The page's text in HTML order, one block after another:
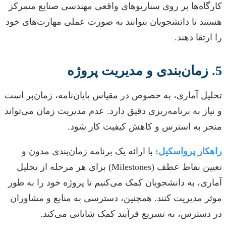
کارگاه‌ها بر روی سناریوهای واقعی مهندسی صنایع متمرکز
هستند تا دانشجویان بتوانند به صورت عملی مهارت‌های خود
را ارتقا دهند.
5. زمان‌بندی و مدیریت پروژه
تحلیل آماری، به خصوص در مقیاس پایان‌نامه، زمان‌بر است
و نیاز به برنامه‌ریزی دقیق دارد. عدم مدیریت زمان می‌تواند
منجر به استرس و کاهش کیفیت کار شود.
راهکار پرواسکیل: با ارائه یک برنامه زمان‌بندی مدون و
تعیین نقاط عطف (Milestones) برای هر مرحله از تحلیل
آماری، به دانشجویان کمک می‌کنیم تا پروژه خود را به طور
موثر مدیریت کنند. همچنین، دسترسی به منابع و مشاوران
در دسترس، به تسریع فرآیند کمک شایانی می‌کند.